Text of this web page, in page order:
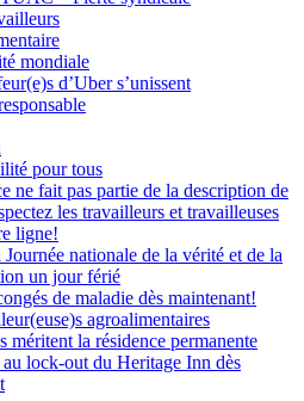
mondiale
d’Uber s’unissent
pour tous
ne fait pas partie de la description de
les travailleurs et travailleuses
ligne!
Journée nationale de la vérité et de la
un jour férié
de maladie dès maintenant!
agroalimentaires
méritent la résidence permanente
lock-out du Heritage Inn dès